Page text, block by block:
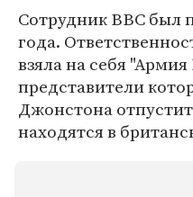
Сотрудник BBC был
года.
взяла на себя
представители
Джонстона
находятся в